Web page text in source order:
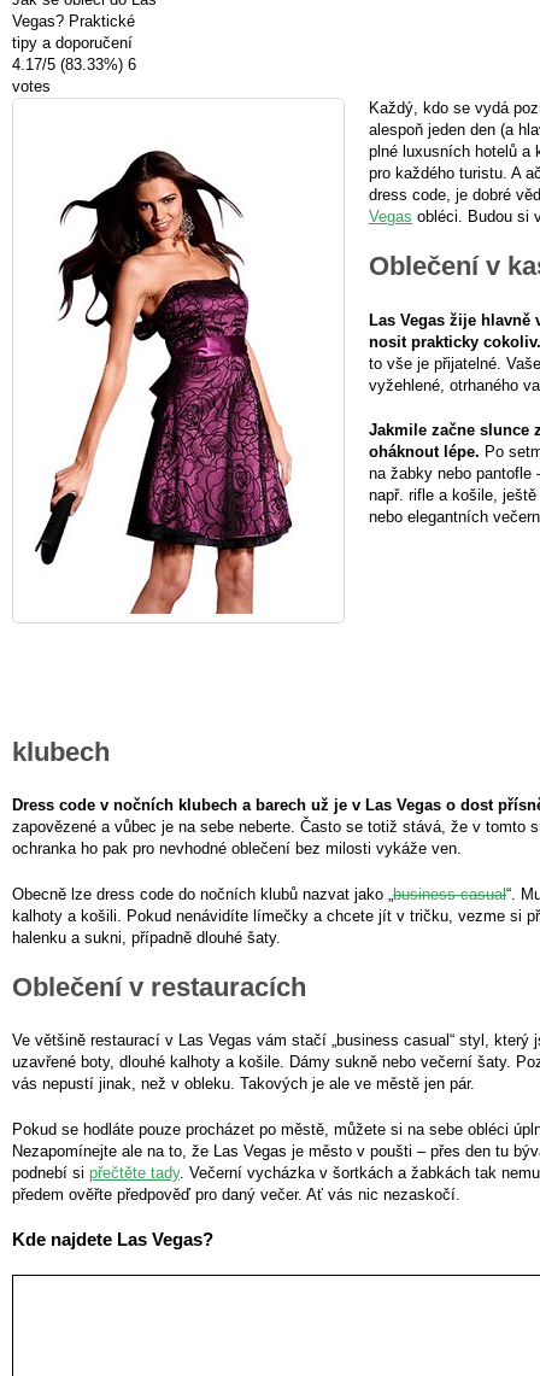
Vegas? Praktické
tipy a doporučení
4.17/5 (83.33%) 6
votes
Každý, kdo se vydá
alespoň jeden den (a
plné luxusních hotelů a
pro každého turistu. A
dress code, je dobré
Vegas obléci. Budou si
Oblečení v
Las Vegas žije hlavně
nosit prakticky cokoliv.
to vše je přijatelné.
vyžehlené, otrhaného
Jakmile začne slunce
oháknout lépe. Po
na žabky nebo pantofle
např. rifle a košile,
nebo elegantních
klubech
Dress code v nočních klubech a barech už je v Las Vegas o dost
zapovězené a vůbec je na sebe neberte. Často se totiž stává, že v tomto
ochranka ho pak pro nevhodné oblečení bez milosti vykáže ven.
Obecně lze dress code do nočních klubů nazvat jako „ business casual“.
kalhoty a košili. Pokud nenávidíte límečky a chcete jít v tričku, vezme si
halenku a sukni, případně dlouhé šaty.
Oblečení v restauracích
Ve většině restaurací v Las Vegas vám stačí „business casual“ styl,
uzavřené boty, dlouhé kalhoty a košile. Dámy sukně nebo večerní šaty.
vás nepustí jinak, než v obleku. Takových je ale ve městě jen pár.
Pokud se hodláte pouze procházet po městě, můžete si na sebe obléci
Nezapomínejte ale na to, že Las Vegas je město v poušti – přes den tu
podnebí si přečtěte tady. Večerní vycházka v šortkách a žabkách tak
předem ověřte předpověď pro daný večer. Ať vás nic nezaskočí.
Kde najdete Las Vegas?